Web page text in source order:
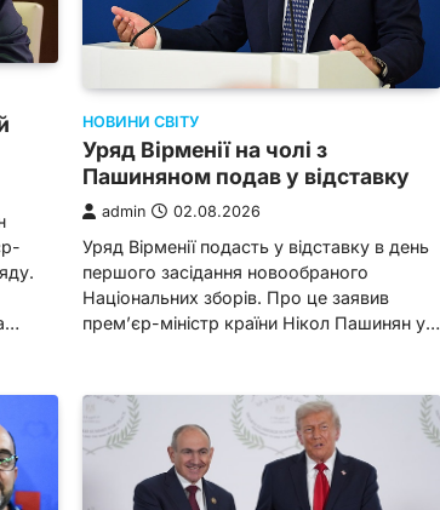
НОВИНИ СВІТУ
Уряд Вірменії на чолі з
Пашиняном подав у відставку
admin 02.08.2026
Уряд Вірменії подасть у відставку в день
першого засідання новообраного
Національних зборів. Про це заявив
прем’єр-міністр країни Нікол Пашинян у…